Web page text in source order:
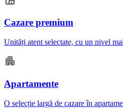
Cazare premium
Unități atent selectate, cu un nivel
Apartamente
O selecție largă de cazare în